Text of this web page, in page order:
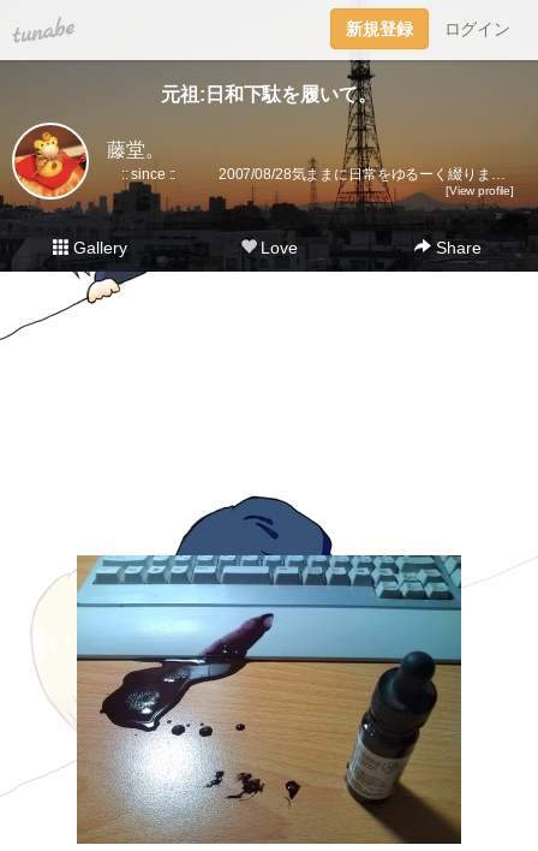
tuna.be 新規登録 ログイン
元祖:日和下駄を履いて。
藤堂。
:: since :: 2007/08/28気ままに日常をゆるーく綴ります。▼趣味丸出し。▼トラベラーズノート愛好家。 →書籍に一部載せていただきました★(奇跡)▼小さいノート活用術▼FLEXNOTEも活用しています。▼他、手帳・文房具大好き。▼2018に都内→田舎に移住。▼プラ板・レジン・手芸などハンドメイドをたまに▼メインはインスタです。
[View profile]
Gallery Love Share